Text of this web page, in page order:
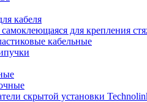
кабеля
для крепления
кабельные
скрытой установки